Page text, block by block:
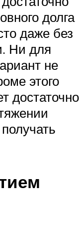
долга
даже без
Ни для
не
этого
достаточно